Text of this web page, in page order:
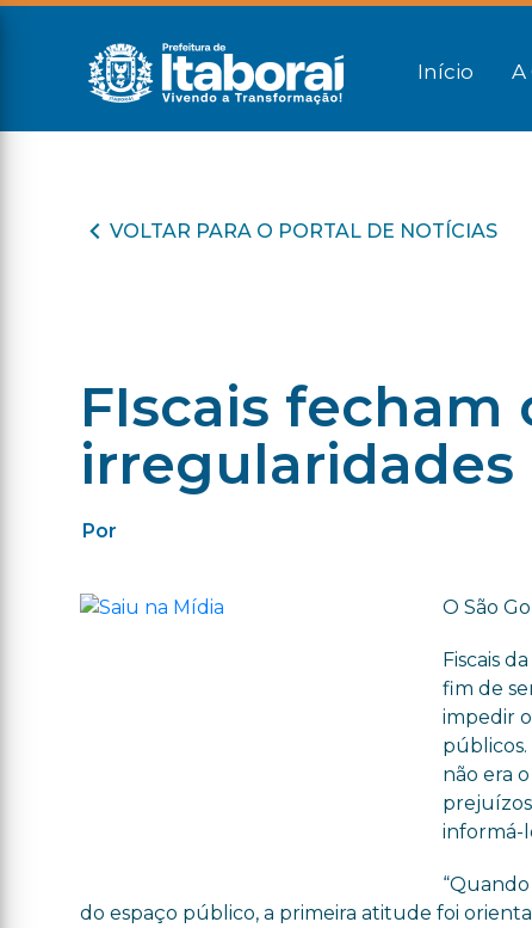
Início A
VOLTAR PARA O PORTAL DE NOTÍCIAS
FIscais fecham
irregularidades
Por
O São
Fiscais
fim de
impedir
não era
informá-
do espaço público, a primeira atitude foi